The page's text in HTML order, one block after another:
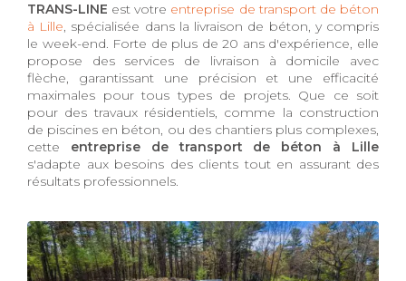
TRANS-LINE est votre entreprise de transport de béton
à Lille, spécialisée dans la livraison de béton, y compris
le week-end. Forte de plus de 20 ans d'expérience, elle
propose des services de livraison à domicile avec
flèche, garantissant une précision et une efficacité
maximales pour tous types de projets. Que ce soit
pour des travaux résidentiels, comme la construction
de piscines en béton, ou des chantiers plus complexes,
cette entreprise de transport de béton à Lille
s'adapte aux besoins des clients tout en assurant des
résultats professionnels.